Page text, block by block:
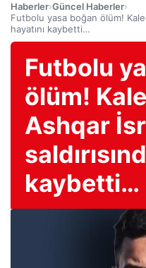
Haberler›Güncel Haberler›
Futbolu yasa boğan ölüm!
hayatını kaybetti…
Futbolu
ölüm!
Ashqar
kaybetti…